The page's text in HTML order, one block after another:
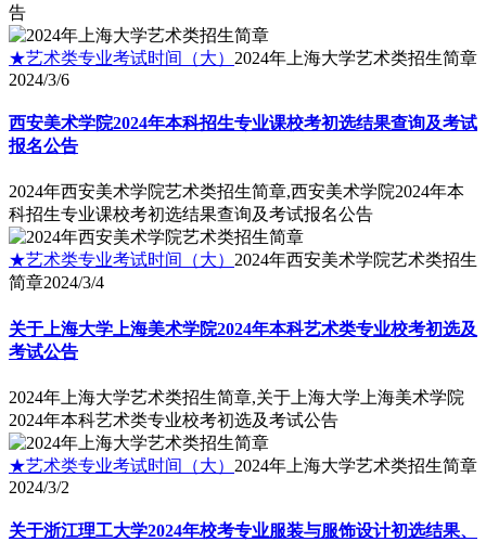
告
★艺术类专业考试时间（大） 2024年上海大学艺术类招生简章
2024/3/6
西安美术学院2024年本科招生专业课校考初选结果查询及考试
报名公告
2024年西安美术学院艺术类招生简章,西安美术学院2024年本
科招生专业课校考初选结果查询及考试报名公告
★艺术类专业考试时间（大） 2024年西安美术学院艺术类招生
简章2024/3/4
关于上海大学上海美术学院2024年本科艺术类专业校考初选及
考试公告
2024年上海大学艺术类招生简章,关于上海大学上海美术学院
2024年本科艺术类专业校考初选及考试公告
★艺术类专业考试时间（大） 2024年上海大学艺术类招生简章
2024/3/2
关于浙江理工大学2024年校考专业服装与服饰设计初选结果、